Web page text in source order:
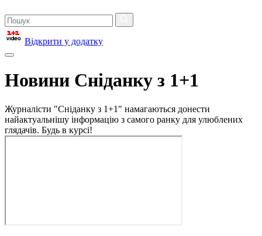
Відкрити у додатку
Новини Сніданку з 1+1
Журналісти "Сніданку з 1+1" намагаються донести
найактуальнішу інформацію з самого ранку для улюблених
глядачів. Будь в курсі!